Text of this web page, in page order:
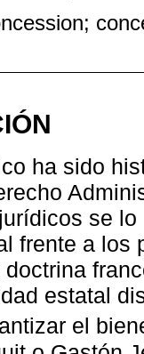
ha sido
se
frente a los
estatal
el